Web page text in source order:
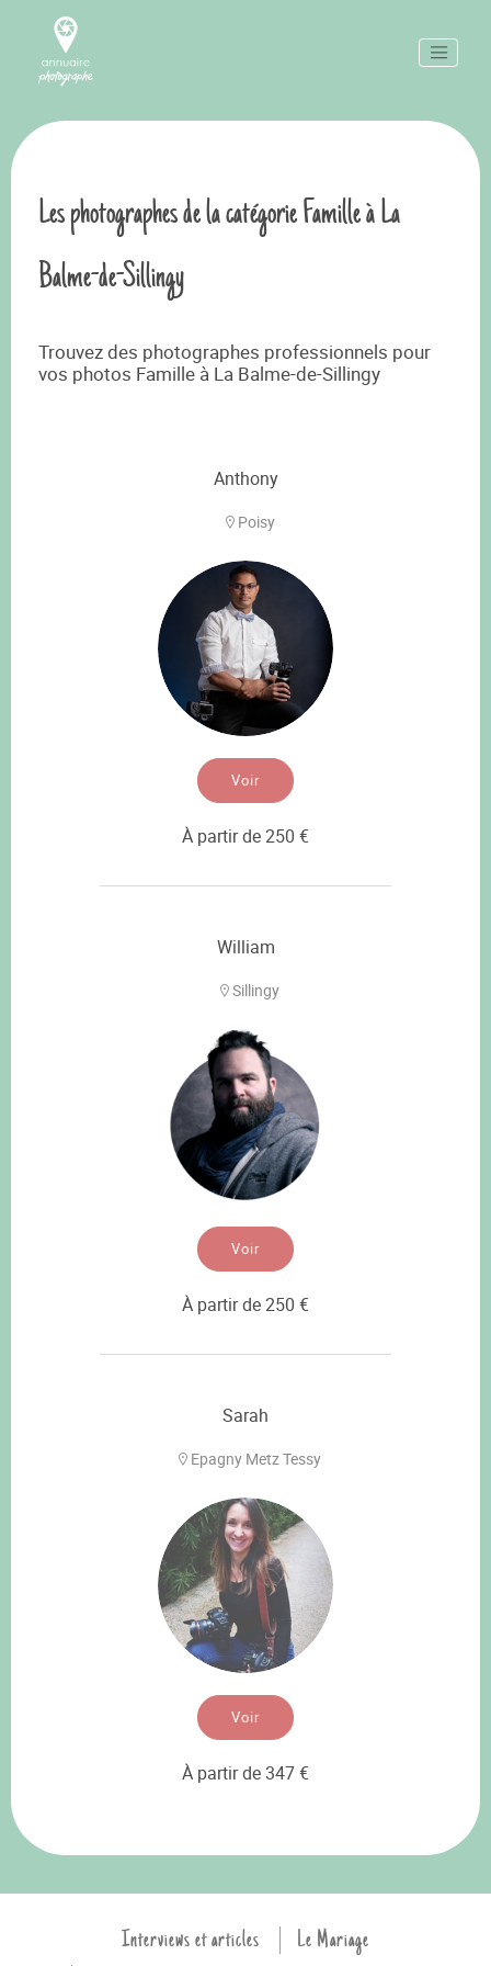
Les photographes de la catégorie Famille à La
Balme-de-Sillingy
Trouvez des photographes professionnels pour
vos photos Famille à La Balme-de-Sillingy
Anthony
Poisy
Voir
À partir de 250 €
William
Sillingy
Voir
À partir de 250 €
Sarah
Epagny Metz Tessy
Voir
À partir de 347 €
Interviews et articles
Le Mariage